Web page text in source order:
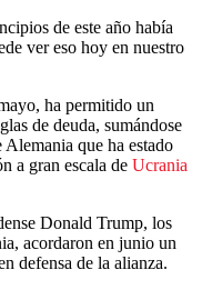
de este año había
ver eso hoy en nuestro
ha permitido un
de deuda, sumándose
que ha estado
a gran escala de Ucrania
Donald Trump, los
acordaron en junio un
defensa de la alianza.